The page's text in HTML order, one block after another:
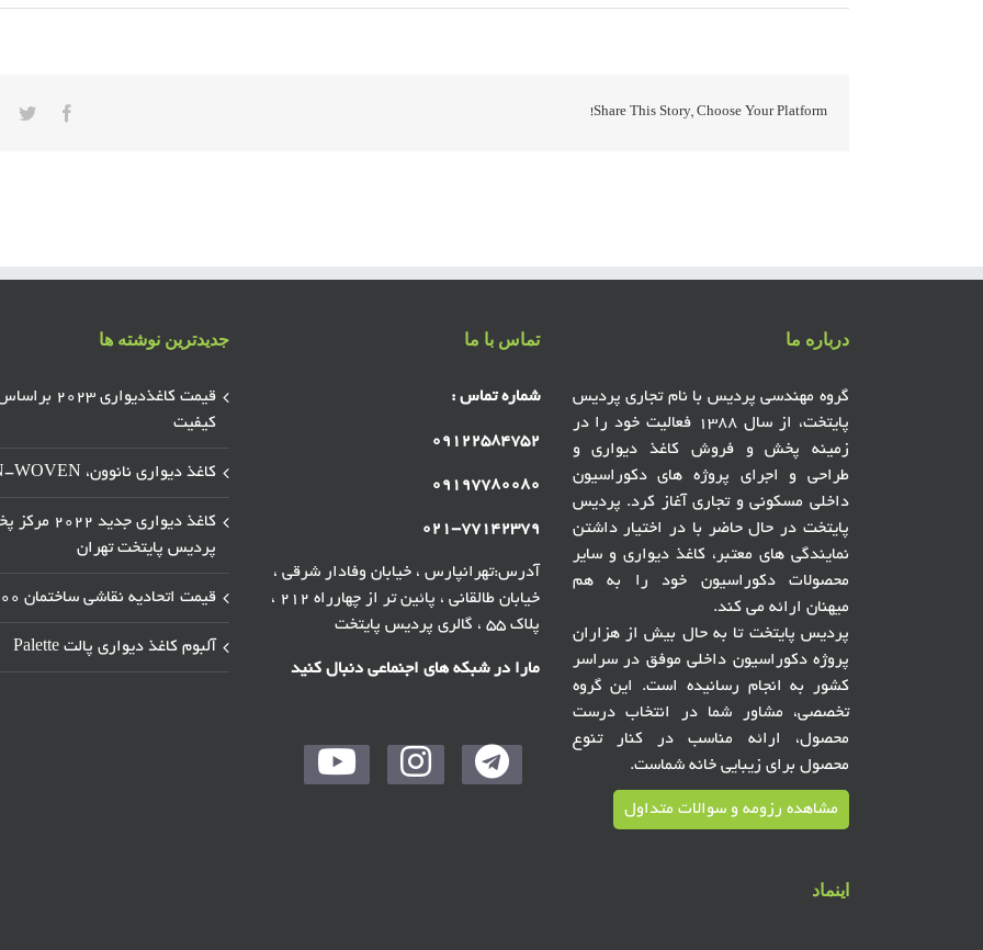
کاغذ
Share This Story, Choose Your Platform!
درباره ما
گروه مهندسی پردیس با نام تجاری پردیس
پایتخت، از سال ۱۳۸۸ فعالیت خود را در
زمینه پخش و فروش کاغذ دیواری و
طراحی و اجرای پروژه های دکوراسیون
داخلی مسکونی و تجاری آغاز کرد. پردیس
پایتخت در حال حاضر با در اختیار داشتن
نمایندگی های معتبر، کاغذ دیواری و سایر
محصولات دکوراسیون خود را به هم
میهنان ارائه می کند.
پردیس پایتخت تا به حال بیش از هزاران
پروژه دکوراسیون داخلی موفق در سراسر
کشور به انجام رسانیده است. این گروه
تخصصی، مشاور شما در انتخاب درست
محصول، ارائه مناسب در کنار تنوع
محصول برای زیبایی خانه شماست.
مشاهده رزومه و سوالات متداول
اینماد
تماس با ما
شماره تماس :
۰۹۱۲۲۵۸۴۷۵۲
۰۹۱۹۷۷۸۰۰۸۰
۰۲۱-۷۷۱۴۲۳۷۹
آدرس:تهرانپارس ، خیابان وفادار شرقی ،
خیابان طالقانی ، پائین تر از چهارراه ۲۱۲ ،
پلاک ۵۵ ، گالری پردیس پایتخت
مارا در شبکه های اجنماعی دنبال کنید
جدیدترین نوشته ها
قیمت کاغذدیواری ۲۰۲۳
کیفیت
کاغذ دیواری نانوون، NON-WOVEN
کاغذ دیواری جدید
پردیس پایتخت تهران
قیمت اتحادیه نقاشی ساختمان ۱۴۰۰
آلبوم کاغذ دیواری پالت Palette